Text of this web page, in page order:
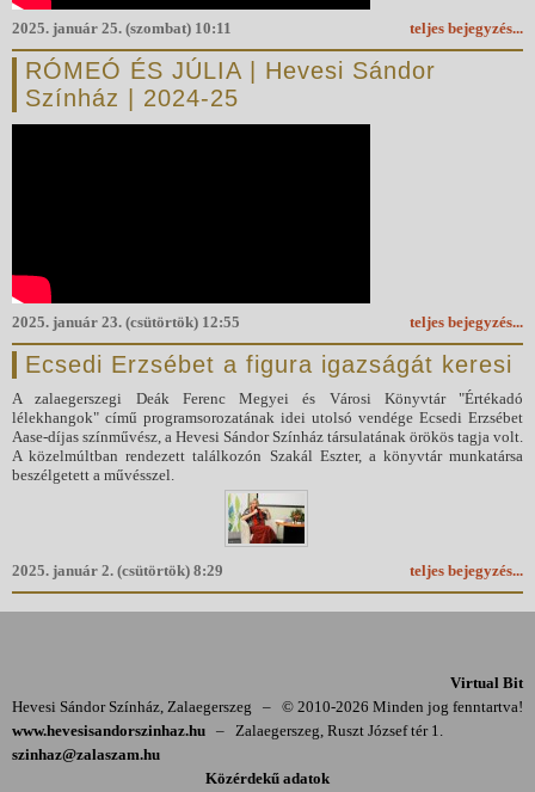
teljes bejegyzés...
2025. január 25. (szombat) 10:11
RÓMEÓ ÉS JÚLIA | Hevesi Sándor
Színház | 2024-25
teljes bejegyzés...
2025. január 23. (csütörtök) 12:55
Ecsedi Erzsébet a figura igazságát keresi
A zalaegerszegi Deák Ferenc Megyei és Városi Könyvtár "Értékadó
lélekhangok" című programsorozatának idei utolsó vendége Ecsedi Erzsébet
Aase-díjas színművész, a Hevesi Sándor Színház társulatának örökös tagja volt.
A közelmúltban rendezett találkozón Szakál Eszter, a könyvtár munkatársa
beszélgetett a művésszel.
teljes bejegyzés...
2025. január 2. (csütörtök) 8:29
Virtual Bit
Hevesi Sándor Színház, Zalaegerszeg
– © 2010-2026 Minden jog fenntartva!
www.hevesisandorszinhaz.hu – Zalaegerszeg, Ruszt József tér 1.
szinhaz@zalaszam.hu
Közérdekű adatok